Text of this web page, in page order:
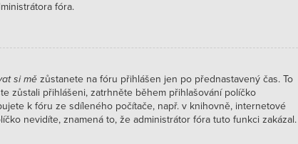
fóra.
si mě zůstanete na fóru přihlášen jen po přednastavený čas. To
zůstali přihlášeni, zatrhněte během přihlašování políčko
k fóru ze sdíleného počítače, např. v knihovně, internetové
nevidíte, znamená to, že administrátor fóra tuto funkci zakázal.